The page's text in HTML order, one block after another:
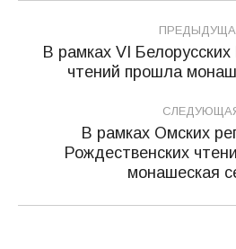
Навигация
по
записям
В рамках VI
чтений прошла
В рамках Омских
Рождественских
монашеская